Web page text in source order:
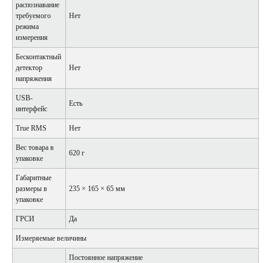
распознавание
требуемого
режима
измерения
Нет
Бесконтактный
детектор
напряжения
Нет
USB-
интерфейс
Есть
True RMS Нет
Вес товара в
упаковке
620 г
Габаритные
размеры в
упаковке
235 × 165 × 65 мм
ГРСИ Да
Измеряемые величины
Постоянное напряжение